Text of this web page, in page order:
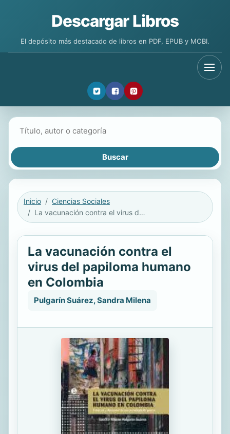
Descargar Libros
El depósito más destacado de libros en PDF, EPUB y MOBI.
Inicio
Ciencias Sociales
La vacunación contra el virus del papiloma humano en Colombia
La vacunación contra el
virus del papiloma humano
en Colombia
Pulgarín Suárez, Sandra Milena